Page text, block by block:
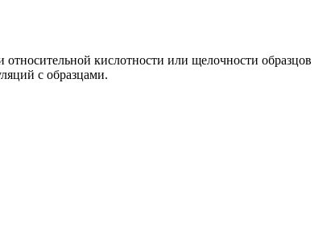
кислотности или щелочности образцов
с образцами.